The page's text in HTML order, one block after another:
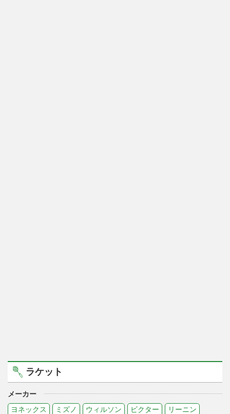
ラケット
メーカー
ヨネックス
ミズノ ウィルソン ビクター リーニン